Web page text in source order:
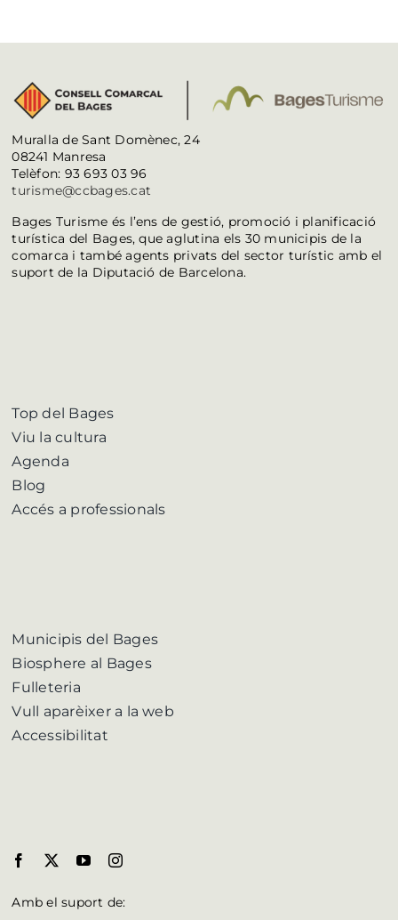
Muralla de Sant Domènec, 24
08241 Manresa
Telèfon: 93 693 03 96
turisme@ccbages.cat
Bages Turisme és l’ens de gestió, promoció i planificació
turística del Bages, que aglutina els 30 municipis de la
comarca i també agents privats del sector turístic amb el
suport de la Diputació de Barcelona.
Top del Bages
Viu la cultura
Agenda
Blog
Accés a professionals
Municipis del Bages
Biosphere al Bages
Fulleteria
Vull aparèixer a la web
Accessibilitat
Amb el suport de: